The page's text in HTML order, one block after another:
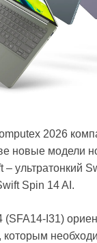
2026
новые модели
– ультратонкий
Spin 14 AI.
(SFA14-I31)
которым